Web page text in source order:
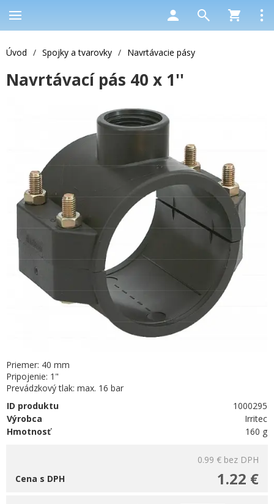
Úvod / Spojky a tvarovky / Navrtávacie pásy
Navrtávací pás 40 x 1''
Priemer: 40 mm
Pripojenie: 1"
Prevádzkový tlak: max. 16 bar
ID produktu
1000295
Výrobca
Irritec
Hmotnosť
160 g
0.99 € bez DPH
1.22 €
Cena s DPH